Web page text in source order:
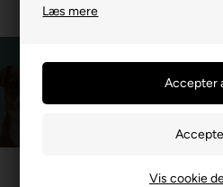
Læs mere
Vis cookie
Du er her:MÆRKEVARE/Dog